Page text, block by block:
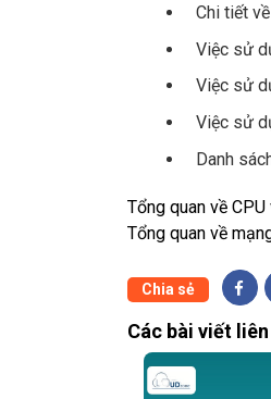
Chi tiết
Việc sử
Việc sử
Việc sử
Danh
Tổng quan về
Tổng quan về
Chia sẻ
Các bài viết